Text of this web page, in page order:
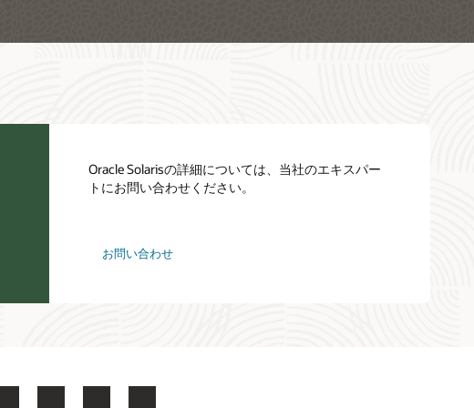
Oracle Solarisの詳細については、当社のエキスパー
トにお問い合わせください。
お問い合わせ